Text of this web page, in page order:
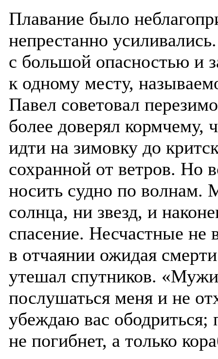
Плавание было
непрестанно
с большой опасностью и
к одному месту,
Павел советовал
более доверял кормчему,
идти на зимовку до
сохранной от ветров. Но
носить судно по волнам.
солнца, ни звезд, и
спасение. Несчастные
в отчаянии ожидая
утешал спутников.
послушаться меня и не
убеждаю вас ободриться;
не погибнет, а только